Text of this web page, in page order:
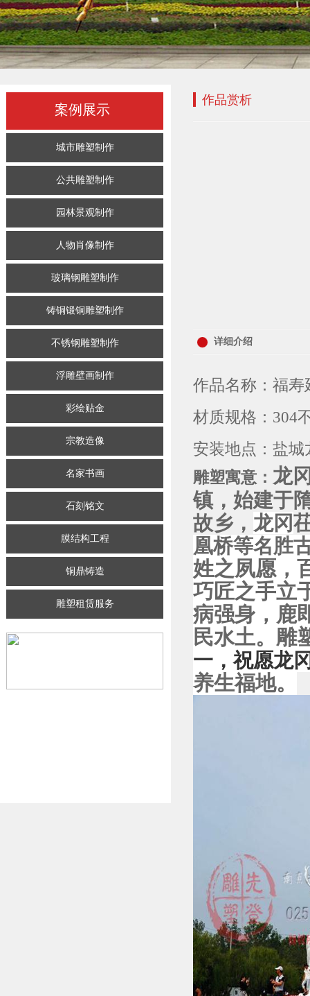
案例展示
城市雕塑制作
公共雕塑制作
园林景观制作
人物肖像制作
玻璃钢雕塑制作
铸铜锻铜雕塑制作
不锈钢雕塑制作
浮雕壁画制作
彩绘贴金
宗教造像
名家书画
石刻铭文
膜结构工程
铜鼎铸造
雕塑租赁服务
作品赏析
详细介绍
作品名称：福寿
材质规格：304
安装地点：盐
雕塑寓意： 龙
镇，始建于
故乡， 龙冈
凰桥等名胜
姓之夙愿，
巧匠之手立
病强身，鹿
民水土。 雕
一，祝愿龙
养生福地。